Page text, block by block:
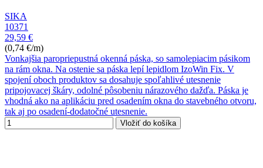
SIKA
10371
29,59 €
(0,74 €/m)
Vonkajšia paropriepustná okenná páska, so samolepiacim pásikom
na rám okna. Na ostenie sa páska lepí lepidlom IzoWin Fix. V
spojení oboch produktov sa dosahuje spoľahlivé utesnenie
pripojovacej škáry, odolné pôsobeniu nárazového dažďa. Páska je
vhodná ako na aplikáciu pred osadením okna do stavebného otvoru,
tak aj po osadení-dodatočné utesnenie.
Vložiť do košíka